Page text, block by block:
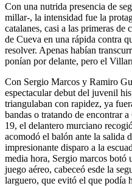
Con una nutrida presencia de
millar-, la intensidad fue la
catalanes, casi a las primeras de
de Cueva en una rápida contra
resolver. Apenas habían
ponían por delante, pero el
Con Sergio Marcos y Ramiro
espectacular debut del juvenil
triangulaban con rapidez, ya
bandas o tratando de encontrar
19, el delantero murciano
acomodó el balón ante la salida
impresionante disparo a la
media hora, Sergio marcos
juego aéreo, cabeceó esde la
larguero, que evitó el que podía